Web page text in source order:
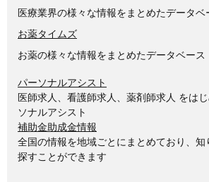
医療業界の様々な情報をまとめたデータベ
お薬タイムズ
お薬の様々な情報をまとめたデータベース
パーソナルアシスト
医師求人、看護師求人、薬剤師求人 をは
ソナルアシスト
補助金助成金情報
全国の情報を地域ごとにまとめており、知
探すことができます